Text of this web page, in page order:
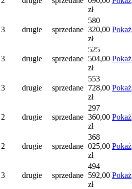
zł
3 drugie sprzedane
580
320,00
zł
Pokaż
3 drugie sprzedane
525
504,00
zł
Pokaż
3 drugie sprzedane
553
728,00
zł
Pokaż
2 drugie sprzedane
297
360,00
zł
Pokaż
2 drugie sprzedane
368
025,00
zł
Pokaż
3 drugie sprzedane
494
592,00
zł
Pokaż